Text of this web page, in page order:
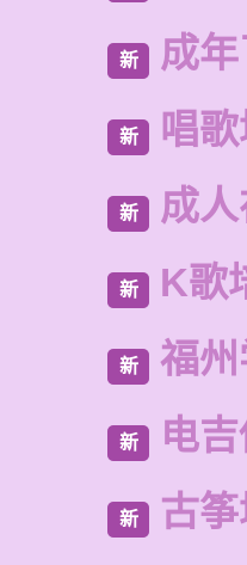
新 成
新 唱
新 成
新 K歌
新 福
新 电
新 古